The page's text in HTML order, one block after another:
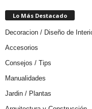
Lo Más Destacado
Decoracion / Diseño de
Accesorios
Consejos / Tips
Manualidades
Jardin / Plantas